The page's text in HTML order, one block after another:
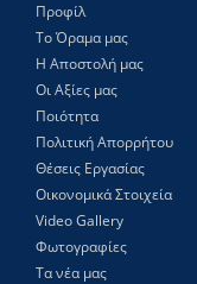
Προφίλ
Το Όραμα μας
Η Αποστολή μας
Οι Αξίες μας
Ποιότητα
Πολιτική Απορρήτου
Θέσεις Eργασίας
Οικονομικά Στοιχεία
Video Gallery
Φωτογραφίες
Τα νέα μας